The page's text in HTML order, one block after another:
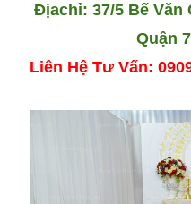
Địachỉ: 37/5 Bế Văn
Quận
Liên Hệ Tư Vấn: